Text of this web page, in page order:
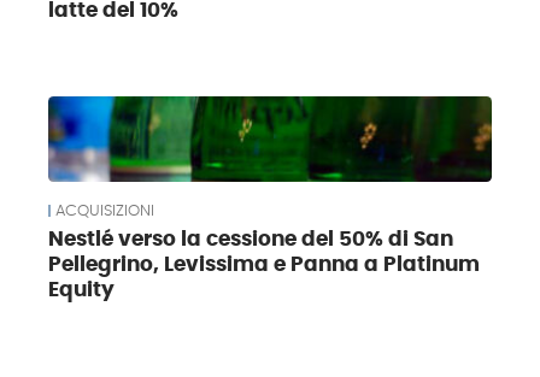
latte del 10%
ACQUISIZIONI
Nestlé verso la cessione del 50% di San
Pellegrino, Levissima e Panna a Platinum
Equity